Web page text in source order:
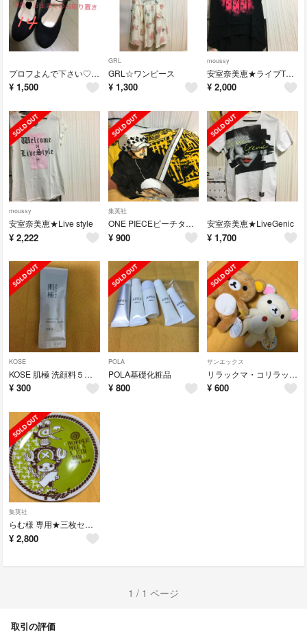
プロフよんで下さい♡ 様取り置き
¥ 1,500
GRL
GRL☆ワンピース
¥ 1,300
moussy
安室奈美恵★ライブTシャツFEEL
¥ 2,000
moussy
安室奈美恵★Live style
¥ 2,222
集英社
ONE PIECEビーチタオル/バスタオル
¥ 900
安室奈美恵★LiveGenic
¥ 1,700
KOSE
KOSE 肌極 洗顔料５袋セット
¥ 300
POLA
POLA基礎化粧品
¥ 800
サンエックス
リラックマ・コリラックマ
¥ 600
集英社
らむ様 専用★三枚セット価格
¥ 2,800
1 / 1 ページ
取引の評価